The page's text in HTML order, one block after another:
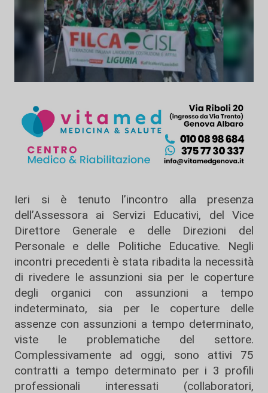
Ieri si è tenuto l’incontro alla presenza
dell’Assessora ai Servizi Educativi, del Vice
Direttore Generale e delle Direzioni del
Personale e delle Politiche Educative. Negli
incontri precedenti è stata ribadita la necessità
di rivedere le assunzioni sia per le coperture
degli organici con assunzioni a tempo
indeterminato, sia per le coperture delle
assenze con assunzioni a tempo determinato,
viste le problematiche del settore.
Complessivamente ad oggi, sono attivi 75
contratti a tempo determinato per i 3 profili
professionali interessati (collaboratori,